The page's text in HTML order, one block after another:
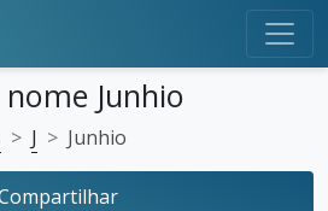
Junhio
J Junhio